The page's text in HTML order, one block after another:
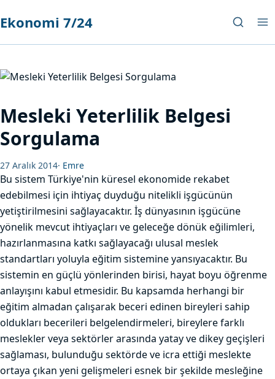
Ekonomi 7/24
Mesleki Yeterlilik Belgesi
Sorgulama
27 Aralık 2014· Emre
Bu sistem Türkiye'nin küresel ekonomide rekabet
edebilmesi için ihtiyaç duyduğu nitelikli işgücünün
yetiştirilmesini sağlayacaktır. İş dünyasının işgücüne
yönelik mevcut ihtiyaçları ve geleceğe dönük eğilimleri,
hazırlanmasına katkı sağlayacağı ulusal meslek
standartları yoluyla eğitim sistemine yansıyacaktır. Bu
sistemin en güçlü yönlerinden birisi, hayat boyu öğrenme
anlayışını kabul etmesidir. Bu kapsamda herhangi bir
eğitim almadan çalışarak beceri edinen bireyleri sahip
oldukları becerileri belgelendirmeleri, bireylere farklı
meslekler veya sektörler arasında yatay ve dikey geçişleri
sağlaması, bulunduğu sektörde ve icra ettiği meslekte
ortaya çıkan yeni gelişmeleri esnek bir şekilde mesleğine